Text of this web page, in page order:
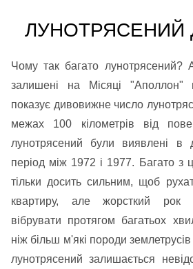
ЛУНОТРЯСЕНИЙ
Чому так багато лунотрясений?
залишені на Місяці "Аполлон"
показує дивовижне число
межах 100 кілометрів від
лунотрясений були виявлені в
період між 1972 і 1977. Багато з
тільки досить сильним, щоб
квартиру, але жорсткий рок
вібрувати протягом багатьох
ніж більш м'які породи
лунотрясений залишається